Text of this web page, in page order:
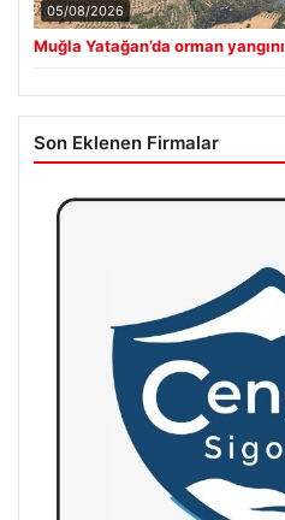
05/08/2026
Muğla Yatağan’da orman yangını
Son Eklenen Firmalar